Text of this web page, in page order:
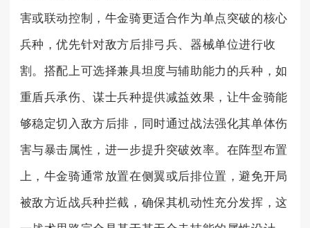
害或联动控制，牛金骑更适合作为单点突破的核心
兵种，优先针对敌方后排弓兵、器械单位进行收
割。搭配上可选择兼具坦度与辅助能力的兵种，如
重盾兵承伤、谋士兵种提供减益效果，让牛金骑能
够稳定切入敌方后排，同时通过战法强化其单体伤
害与暴击属性，进一步提升突破效率。在阵型布置
上，牛金骑通常放置在侧翼或后排位置，避免开局
被敌方近战兵种拦截，确保其机动性充分发挥，这